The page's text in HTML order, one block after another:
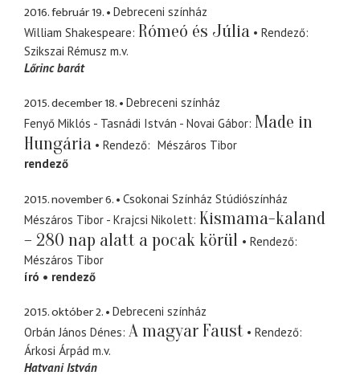
2016. február 19.
Debreceni színház
William Shakespeare Rómeó és Júlia
Rendező
Szikszai Rémusz m.v.
Lőrinc barát
2015. december 18.
Debreceni színház
Fenyő Miklós - Tasnádi István - Novai Gábor Made in
Hungária
Rendező
Mészáros Tibor
rendező
2015. november 6.
Csokonai Színház Stúdiószínház
Mészáros Tibor - Krajcsi Nikolett Kismama-kaland
– 280 nap alatt a pocak körül
Rendező
Mészáros Tibor
író
rendező
2015. október 2.
Debreceni színház
Orbán János Dénes A magyar Faust
Rendező
Árkosi Árpád m.v.
Hatvani István